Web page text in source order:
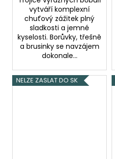
vytváří komplexní
chuťový zážitek plný
sladkosti a jemné
kyselosti. Borůvky, třešně
a brusinky se navzájem
dokonale...
NELZE ZASLAT DO SK